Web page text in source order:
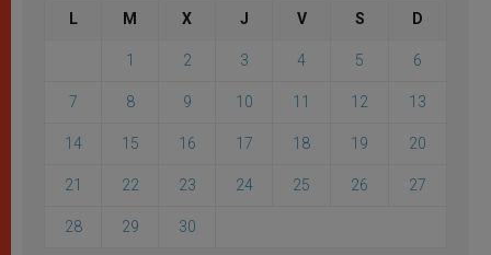
L M X J V S D
1 2 3 4 5 6
7 8 9 10 11 12 13
14 15 16 17 18 19 20
21 22 23 24 25 26 27
28 29 30